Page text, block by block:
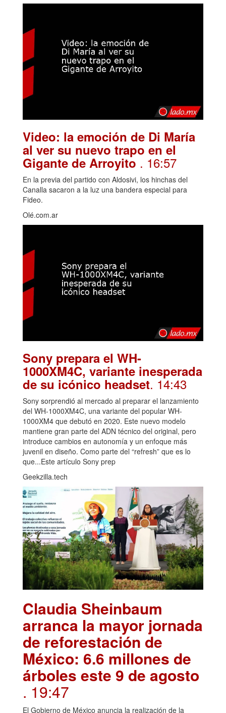
Video: la emoción de Di María
al ver su nuevo trapo en el
Gigante de Arroyito . 16:57
En la previa del partido con Aldosivi, los hinchas del
Canalla sacaron a la luz una bandera especial para
Fideo.
Olé.com.ar
Sony prepara el WH-
1000XM4C, variante inesperada
de su icónico headset. 14:43
Sony sorprendió al mercado al preparar el lanzamiento
del WH-1000XM4C, una variante del popular WH-
1000XM4 que debutó en 2020. Este nuevo modelo
mantiene gran parte del ADN técnico del original, pero
introduce cambios en autonomía y un enfoque más
juvenil en diseño. Como parte del “refresh” que es lo
que...Este artículo Sony prep
Geekzilla.tech
Claudia Sheinbaum
arranca la mayor jornada
de reforestación de
México: 6.6 millones de
árboles este 9 de agosto
. 19:47
El Gobierno de México anuncia la realización de la